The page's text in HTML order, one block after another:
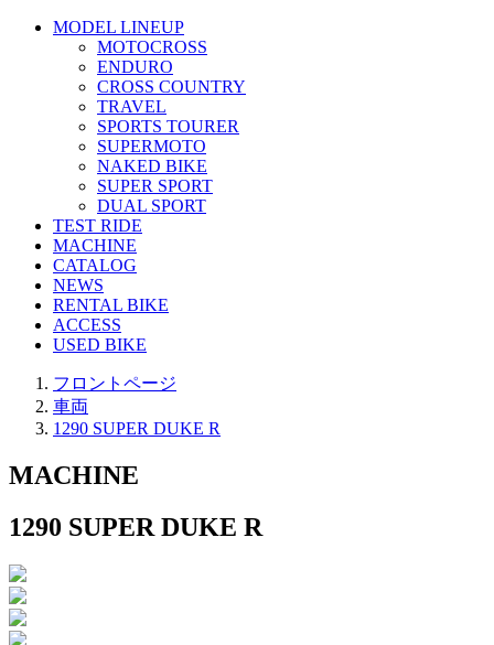
MODEL LINEUP
MOTOCROSS
ENDURO
CROSS COUNTRY
TRAVEL
SPORTS TOURER
SUPERMOTO
NAKED BIKE
SUPER SPORT
DUAL SPORT
TEST RIDE
MACHINE
CATALOG
NEWS
RENTAL BIKE
ACCESS
USED BIKE
フロントページ
車両
1290 SUPER DUKE R
MACHINE
1290 SUPER DUKE R